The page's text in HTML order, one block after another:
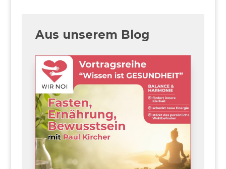
Aus unserem Blog